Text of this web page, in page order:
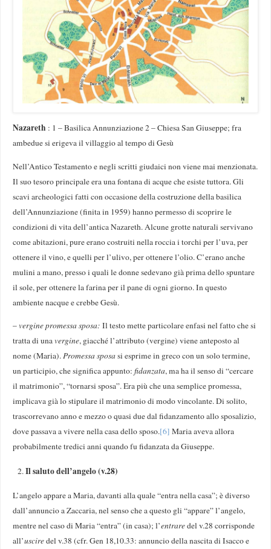
Nazareth : 1 – Basilica Annunziazione 2 – Chiesa San Giuseppe; fra
ambedue si erigeva il villaggio al tempo di Gesù
Nell’Antico Testamento e negli scritti giudaici non viene mai menzionata.
Il suo tesoro principale era una fontana di acque che esiste tuttora. Gli
scavi archeologici fatti con occasione della costruzione della basilica
dell’Annunziazione (finita in 1959) hanno permesso di scoprire le
condizioni di vita dell’antica Nazareth. Alcune grotte naturali servivano
come abitazioni, pure erano costruiti nella roccia i torchi per l’uva, per
ottenere il vino, e quelli per l’ulivo, per ottenere l’olio. C’erano anche
mulini a mano, presso i quali le donne sedevano già prima dello spuntare
il sole, per ottenere la farina per il pane di ogni giorno. In questo
ambiente nacque e crebbe Gesù.
–vergine promessa sposa:Il testo mette particolare enfasi nel fatto che si
tratta di unavergine, giacché l’attributo (vergine) viene anteposto al
nome (Maria).Promessa sposasi esprime in greco con un solo termine,
un participio, che significa appunto:fidanzata, ma ha il senso di “cercare
il matrimonio”, “tornarsi sposa”. Era più che una semplice promessa,
implicava già lo stipulare il matrimonio di modo vincolante. Di solito,
trascorrevano anno e mezzo o quasi due dal fidanzamento allo sposalizio,
dove passava a vivere nella casa dello sposo.[6] Maria aveva allora
probabilmente tredici anni quando fu fidanzata da Giuseppe.
Il saluto dell’angelo (v.28)
L’angelo appare a Maria, davanti alla quale “entra nella casa”; è diverso
dall’annuncio a Zaccaria, nel senso che a questo gli “appare” l’angelo,
mentre nel caso di Maria “entra” (in casa); l’entraredel v.28 corrisponde
all’usciredel v.38 (cfr. Gen 18,10.33: annuncio della nascita di Isacco e